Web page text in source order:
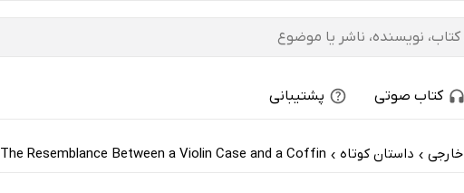
کتاب صوتی پشتیبانی
› داستان کوتاه ›
The Resemblance Between a Violin Case and a Coffin